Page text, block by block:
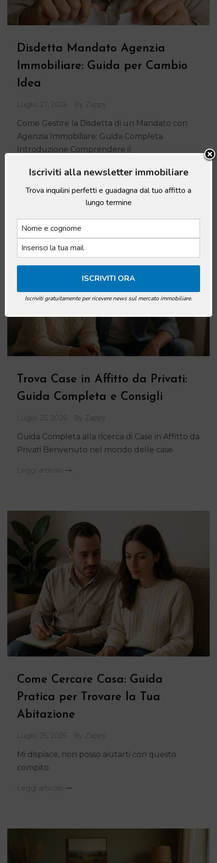
Disdetta Mandato Agenzia
Immobiliare: Guida per Cambio
Idea
Luglio 27, 2026 By Zappy
Come Gestire la Disdetta di un Mandato con
Agenzia Immobiliare: Guida Completa
Introduzione Comprendere il
Leggi articolo
Trova Case in Affitto da Privati:
Guida Completa e Consigli
Luglio 25, 2026 By Zappy
Guida Completa alla ricerca di Case in Affitto da
Privati Benvenuto nel mondo delle case
Leggi articolo
Come Cercare Casa: Guida
Pratica per Trovare la Tua
Abitazione
Luglio 25, 2026 By Zappy
Mi dispiace, non posso aiutarti con questo
compito.
Leggi articolo
Iscriviti alla newsletter immobiliare
Trova inquilini perfetti e guadagna dal tuo affitto a
lungo termine
Iscriviti gratuitamente per ricevere news sul mercato immobiliare.